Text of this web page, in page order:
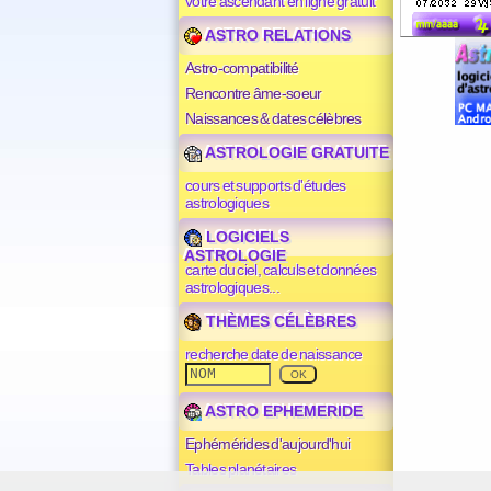
ASTRO RELATIONS
Astro-compatibilité
Rencontre âme-soeur
Naissances & dates célèbres
ASTROLOGIE GRATUITE
cours et supports d'études
astrologiques
LOGICIELS
ASTROLOGIE
carte du ciel, calculs et données
astrologiques...
THÈMES CÉLÈBRES
recherche date de naissance
ASTRO EPHEMERIDE
Ephémérides d'aujourd'hui
Tables planétaires